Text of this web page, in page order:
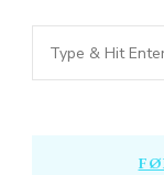
Looking
for